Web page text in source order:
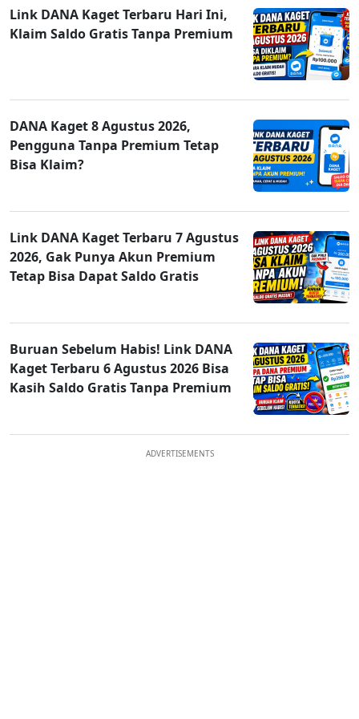
Link DANA Kaget Terbaru Hari Ini,
Klaim Saldo Gratis Tanpa Premium
DANA Kaget 8 Agustus 2026,
Pengguna Tanpa Premium Tetap
Bisa Klaim?
Link DANA Kaget Terbaru 7 Agustus
2026, Gak Punya Akun Premium
Tetap Bisa Dapat Saldo Gratis
Buruan Sebelum Habis! Link DANA
Kaget Terbaru 6 Agustus 2026 Bisa
Kasih Saldo Gratis Tanpa Premium
ADVERTISEMENTS